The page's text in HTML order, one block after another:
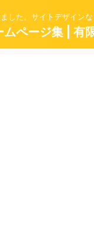
した。サイトデザインな
ムページ集 | 有